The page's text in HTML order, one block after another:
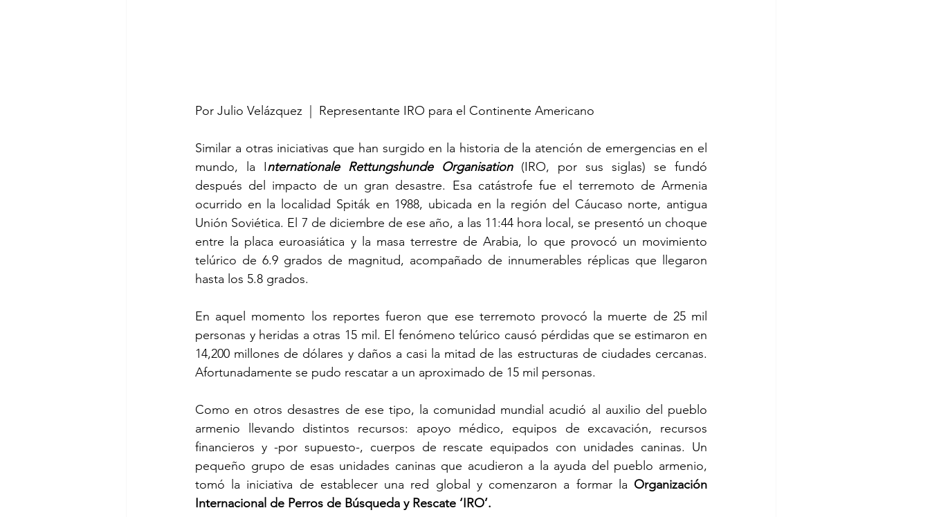
Por Julio Velázquez  |  Representante IRO para el Continente Americano
Similar a otras iniciativas que han surgido en la historia de la atención de emergencias en el
mundo, la Internationale Rettungshunde Organisation (IRO, por sus siglas) se fundó
después del impacto de un gran desastre. Esa catástrofe fue el terremoto de Armenia
ocurrido en la localidad Spiták en 1988, ubicada en la región del Cáucaso norte, antigua
Unión Soviética. El 7 de diciembre de ese año, a las 11:44 hora local, se presentó un choque
entre la placa euroasiática y la masa terrestre de Arabia, lo que provocó un movimiento
telúrico de 6.9 grados de magnitud, acompañado de innumerables réplicas que llegaron
hasta los 5.8 grados.
En aquel momento los reportes fueron que ese terremoto provocó la muerte de 25 mil
personas y heridas a otras 15 mil. El fenómeno telúrico causó pérdidas que se estimaron en
14,200 millones de dólares y daños a casi la mitad de las estructuras de ciudades cercanas.
Afortunadamente se pudo rescatar a un aproximado de 15 mil personas.
Como en otros desastres de ese tipo, la comunidad mundial acudió al auxilio del pueblo
armenio llevando distintos recursos: apoyo médico, equipos de excavación, recursos
financieros y -por supuesto-, cuerpos de rescate equipados con unidades caninas. Un
pequeño grupo de esas unidades caninas que acudieron a la ayuda del pueblo armenio,
tomó la iniciativa de establecer una red global y comenzaron a formar la Organización
Internacional de Perros de Búsqueda y Rescate ‘IRO’.